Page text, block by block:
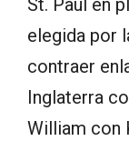
St. Paul en
elegida por
contraer
Inglaterra
William con